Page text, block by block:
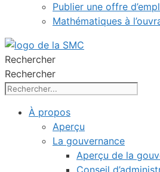
Publier une offre
Mathématiques à
Rechercher
Rechercher
À propos
Aperçu
La gouvernance
Aperçu de la
Conseil